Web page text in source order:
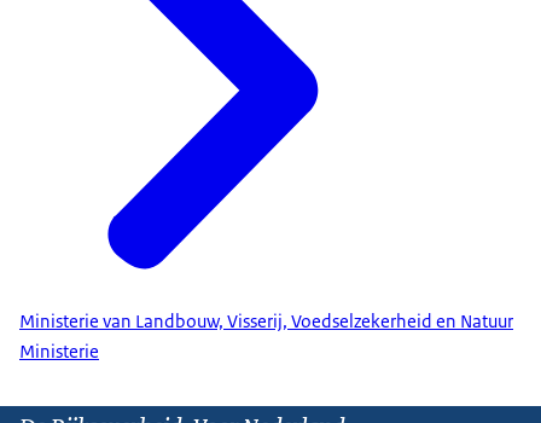
Ministerie van Landbouw, Visserij, Voedselzekerheid en Natuur
Ministerie